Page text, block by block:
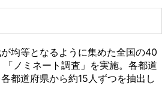
均等となるように集めた全国の40
ノミネート調査」を実施。各都道
都道府県から約15人ずつを抽出し